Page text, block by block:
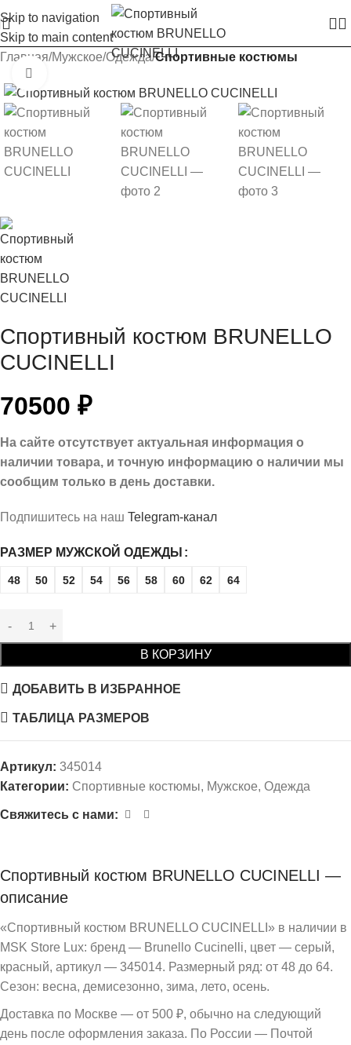
Skip to navigation
Skip to main content
Главная Мужское Одежда Спортивные костюмы
Спортивный костюм BRUNELLO
CUCINELLI
70500 ₽
На сайте отсутствует актуальная информация о
наличии товара, и точную информацию о наличии мы
сообщим только в день доставки.
Подпишитесь на наш Telegram-канал
РАЗМЕР МУЖСКОЙ ОДЕЖДЫ
48 50 52 54 56 58 60 62 64
В КОРЗИНУ
ДОБАВИТЬ В ИЗБРАННОЕ
ТАБЛИЦА РАЗМЕРОВ
Артикул: 345014
Категории: Спортивные костюмы, Мужское, Одежда
Свяжитесь с нами:
Спортивный костюм BRUNELLO CUCINELLI —
описание
«Спортивный костюм BRUNELLO CUCINELLI» в наличии в
MSK Store Lux: бренд — Brunello Cucinelli, цвет — серый,
красный, артикул — 345014. Размерный ряд: от 48 до 64.
Сезон: весна, демисезонно, зима, лето, осень.
Доставка по Москве — от 500 ₽, обычно на следующий
день после оформления заказа. По России — Почтой